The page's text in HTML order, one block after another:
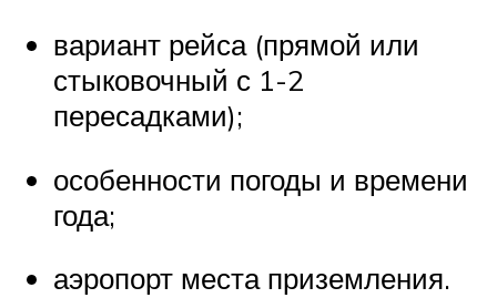
вариант рейса (прямой или
стыковочный с 1-2
пересадками);
особенности погоды и времени
года;
аэропорт места приземления.